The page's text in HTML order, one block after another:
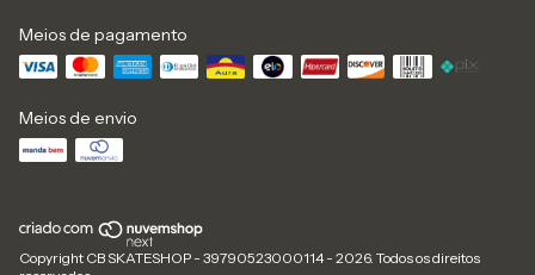
Meios de pagamento
Meios de envio
Copyright CB SKATESHOP - 39790523000114 - 2026. Todos os direitos